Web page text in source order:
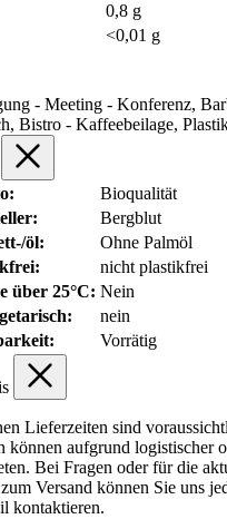
0,8 g
<0,01 g
- Meeting - Konferenz,
Bistro - Kaffeebeilage,
Bioqualität
Bergblut
öl:
Ohne Palmöl
nicht plastikfrei
über 25°C: Nein
nein
Vorrätig
Lieferzeiten sind
können aufgrund logistischer
Bei Fragen oder für die
Versand können Sie uns
kontaktieren.